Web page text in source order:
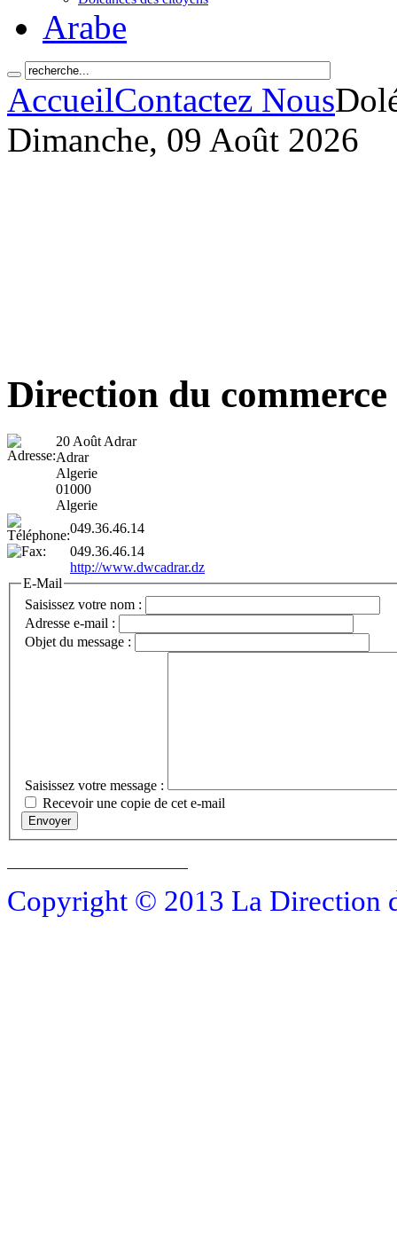
Arabe
AccueilContactez Nous
Dimanche, 09 Août 2026
Direction du commerce
20 Août Adrar
Adrar
Algerie
01000
Algerie
049.36.46.14
049.36.46.14
http://www.dwcadrar.dz
E-Mail
Saisissez votre nom :
Adresse e-mail :
Objet du message :
Saisissez votre message :
Recevoir une copie de cet e-mail
Envoyer
Copyright © 2013 La Direction